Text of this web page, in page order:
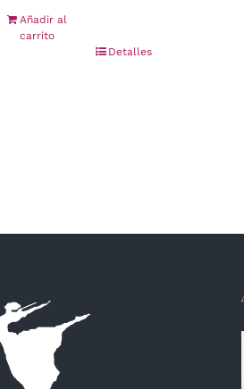
Añadir al
carrito
Detalles